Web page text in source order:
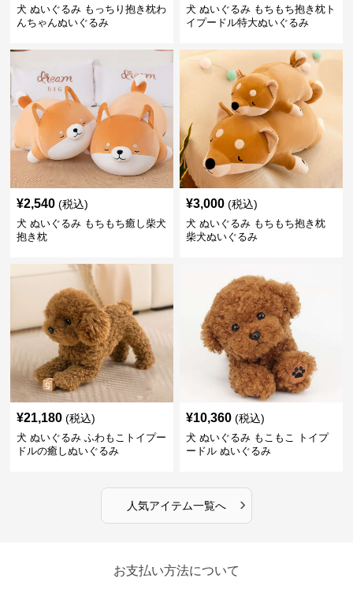
犬 ぬいぐるみ もっちり抱き枕わ
んちゃんぬいぐるみ
犬 ぬいぐるみ もちもち抱き枕ト
イプードル特大ぬいぐるみ
¥2,540 (税込)
犬 ぬいぐるみ もちもち癒し柴犬
抱き枕
¥3,000 (税込)
犬 ぬいぐるみ もちもち抱き枕
柴犬ぬいぐるみ
¥21,180 (税込)
犬 ぬいぐるみ ふわもこトイプー
ドルの癒しぬいぐるみ
¥10,360 (税込)
犬 ぬいぐるみ もこもこ トイプ
ードル ぬいぐるみ
人気アイテム一覧へ ›
お支払い方法について